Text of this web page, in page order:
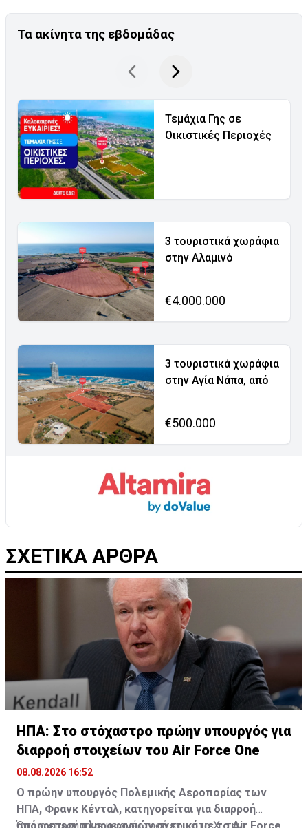
Τα ακίνητα της εβδομάδας
Τεμάχια Γης σε
Οικιστικές Περιοχές
3 τουριστικά χωράφια
στην Αλαμινό
€4.000.000
3 τουριστικά χωράφια
στην Αγία Νάπα, από
€500.000
ΣΧΕΤΙΚΑ ΑΡΘΡΑ
ΗΠΑ: Στο στόχαστρο πρώην υπουργός για
διαρροή στοιχείων του Air Force One
08.08.2026 16:52
Ο πρώην υπουργός Πολεμικής Αεροπορίας των
ΗΠΑ, Φρανκ Κένταλ, κατηγορείται για διαρροή
απόρρητων πληροφοριών σχετικά με το Air Force
Όπως επεσήμανε με ανάρτησή του στο Χ την